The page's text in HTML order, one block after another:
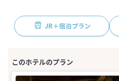
JR＋宿泊プラン